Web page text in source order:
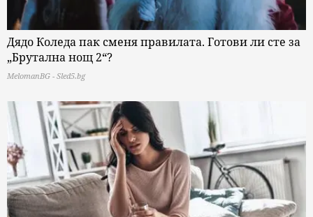
Дядо Коледа пак сменя правилата. Готови ли сте за
„Брутална нощ 2“?
MelomanBG - Sled5.bg